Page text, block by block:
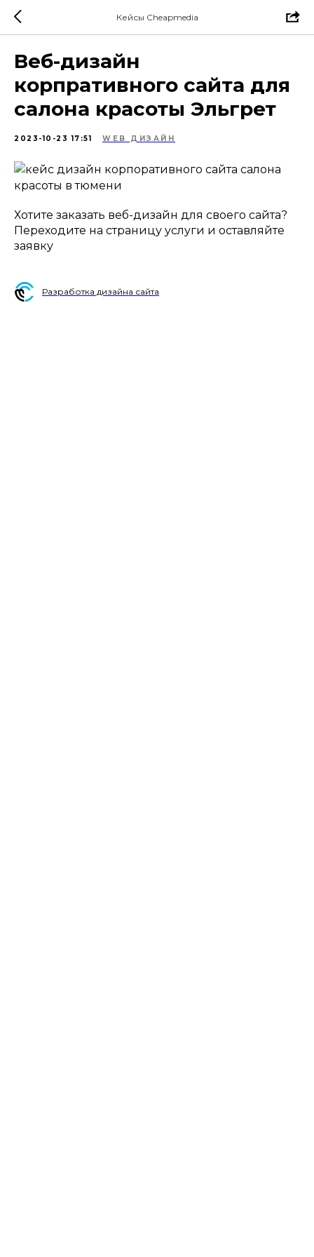
Кейсы Cheapmedia
Веб-дизайн
корпративного сайта для
салона красоты Эльгрет
2023-10-23 17:51 WEB ДИЗАЙН
Хотите заказать веб-дизайн для своего сайта?
Переходите на страницу услуги и оставляйте
заявку
Разработка дизайна сайта